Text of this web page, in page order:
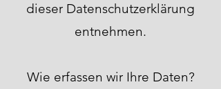
dieser Datenschutzerklärung
entnehmen.
Wie erfassen wir Ihre Daten?